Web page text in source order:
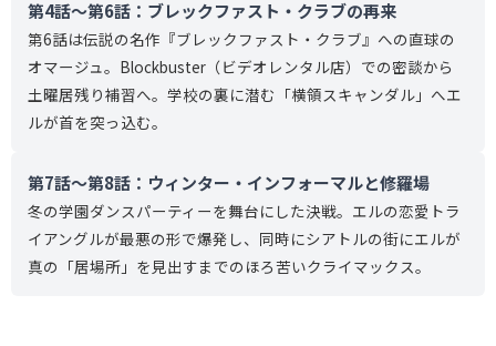
第4話〜第6話：ブレックファスト・クラブの再来
第6話は伝説の名作『ブレックファスト・クラブ』への直球の
オマージュ。Blockbuster（ビデオレンタル店）での密談から
土曜居残り補習へ。学校の裏に潜む「横領スキャンダル」へエ
ルが首を突っ込む。
第7話〜第8話：ウィンター・インフォーマルと修羅場
冬の学園ダンスパーティーを舞台にした決戦。エルの恋愛トラ
イアングルが最悪の形で爆発し、同時にシアトルの街にエルが
真の「居場所」を見出すまでのほろ苦いクライマックス。